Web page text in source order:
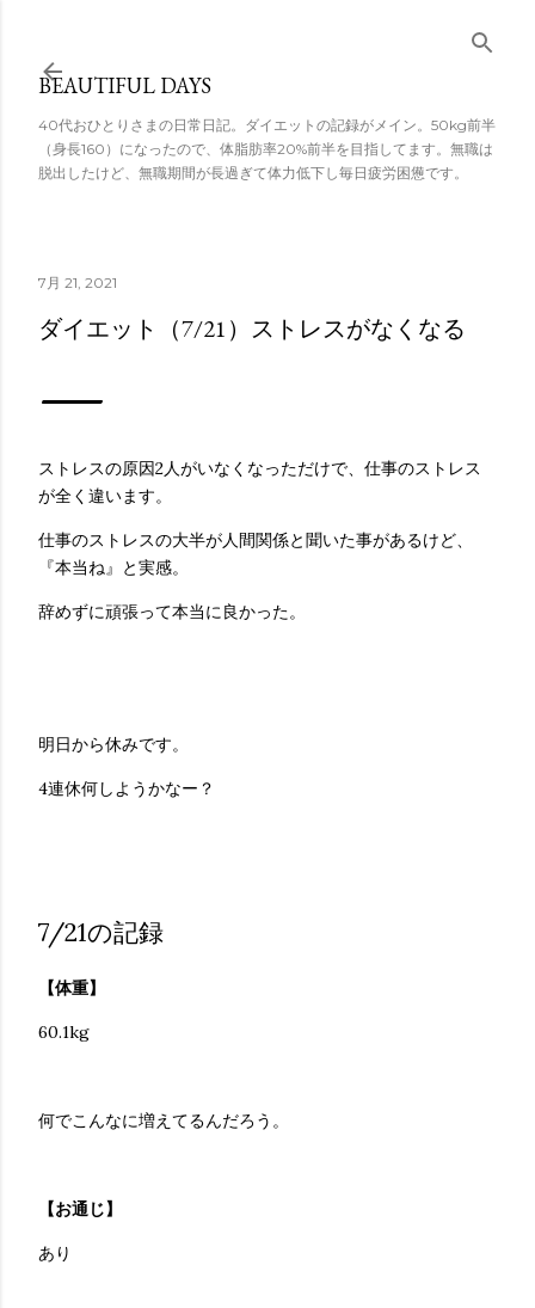
スキップしてメ
イン コンテンツ
に移動
BEAUTIFUL DAYS
40代おひとりさまの日常日記。ダイエットの記録がメイン。50kg前半
（身長160）になったので、体脂肪率20%前半を目指してます。無職は
脱出したけど、無職期間が長過ぎて体力低下し毎日疲労困憊です。
7月 21, 2021
ダイエット（7/21）ストレスがなくなる
ストレスの原因2人がいなくなっただけで、仕事のストレス
が全く違います。
仕事のストレスの大半が人間関係と聞いた事があるけど、
『本当ね』と実感。
辞めずに頑張って本当に良かった。
明日から休みです。
4連休何しようかなー？
7/21の記録
【体重】
60.1kg
何でこんなに増えてるんだろう。
【お通じ】
あり